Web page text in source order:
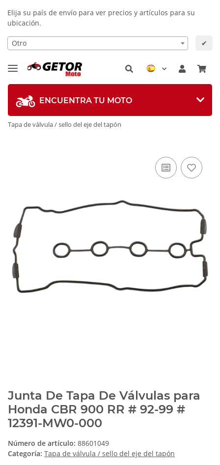
Elija su país de envío para ver precios y artículos para su
ubicación.
Otro ✔
ENCUENTRA TU MOTO
Tapa de válvula / sello del eje del tapón
Junta De Tapa De Válvulas para
Honda CBR 900 RR # 92-99 #
12391-MW0-000
Número de artículo: 88601049
Categoría: Tapa de válvula / sello del eje del tapón